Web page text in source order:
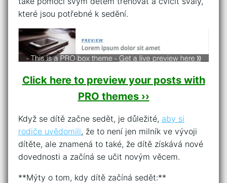
které jsou potřebné k sedění.
Click here to preview your posts with
PRO themes ››
Když se dítě začne sedět, je důležité, aby si
rodiče uvědomili, že to není jen milník ve vývoji
dítěte, ale znamená to také, že dítě získává nové
dovednosti a začíná se učit novým věcem.
**Mýty o tom, kdy dítě začíná sedět:**